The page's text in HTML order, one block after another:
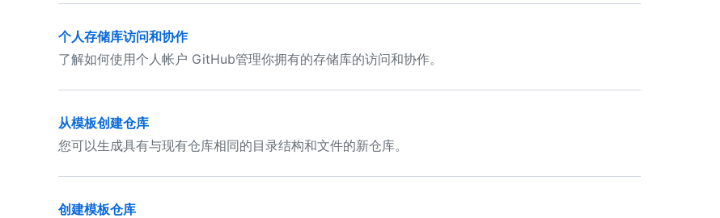
个人存储库访问和协作
了解如何使用个人帐户 GitHub管理你拥有的存储库的访问和协作。
从模板创建仓库
您可以生成具有与现有仓库相同的目录结构和文件的新仓库。
创建模板仓库